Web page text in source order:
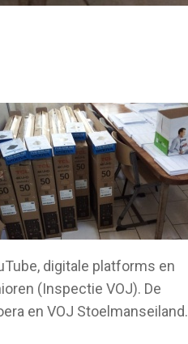
digitale platforms en
(Inspectie VOJ). De
en VOJ Stoelmanseiland.